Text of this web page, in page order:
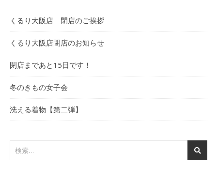
くるり大阪店 閉店のご挨拶
くるり大阪店閉店のお知らせ
閉店まであと15日です！
冬のきもの女子会
洗える着物【第二弾】